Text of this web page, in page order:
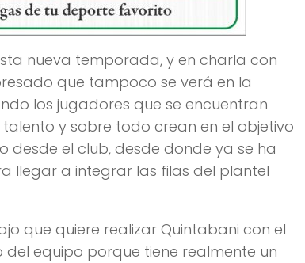
nueva temporada, y en charla con
que tampoco se verá en la
los jugadores que se encuentran
y sobre todo crean en el objetivo
desde el club, desde donde ya se ha
llegar a integrar las filas del plantel
que quiere realizar Quintabani con el
del equipo porque tiene realmente un